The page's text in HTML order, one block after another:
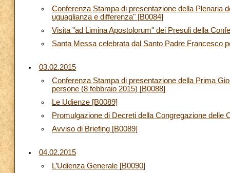
Conferenza Stampa di presentazione della Plenaria
uguaglianza e differenza" [B0084]
Visita "ad Limina Apostolorum" dei Presuli della
Santa Messa celebrata dal Santo Padre Francesco
03.02.2015
Conferenza Stampa di presentazione della Prima
persone (8 febbraio 2015) [B0088]
Le Udienze [B0089]
Promulgazione di Decreti della Congregazione delle
Avviso di Briefing [B0089]
04.02.2015
L’Udienza Generale [B0090]